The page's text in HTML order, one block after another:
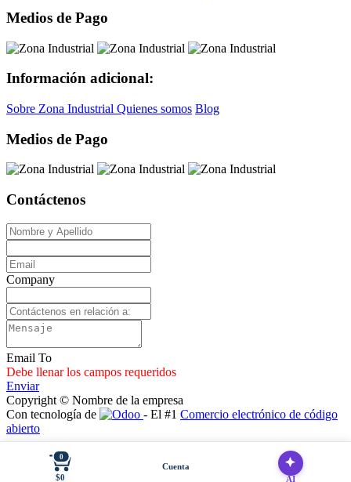
Medios de Pago
Información adicional:
Sobre Zona Industrial Quienes somos Blog
Medios de Pago
Contáctenos
Company
Email To
Debe llenar los campos requeridos
Enviar
Copyright © Nombre de la empresa
Con tecnología de
- El #1 Comercio electrónico de código
abierto
0
$0
Cuenta
AI